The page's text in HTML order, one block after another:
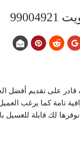
على تقديم أفضل
تامة كما يرغب
لك قابلة